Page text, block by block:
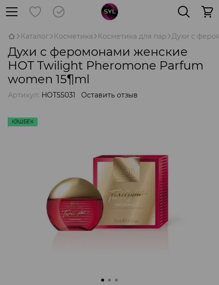
Каталог Косметика Косметика для пар Духи с
Духи с феромонами женские
HOT Twilight Pheromone Parfum
women 15¶ml
Артикул: HOT55031 Оставить отзыв
КЭШБЕК